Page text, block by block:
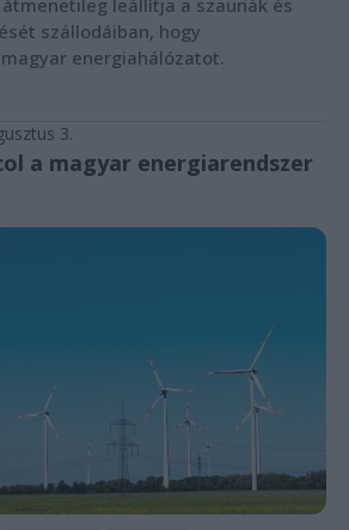
szállodáiban, hogy
energiahálózatot.
3.
a magyar energiarendszer